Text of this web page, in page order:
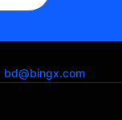
bd@bingx.com